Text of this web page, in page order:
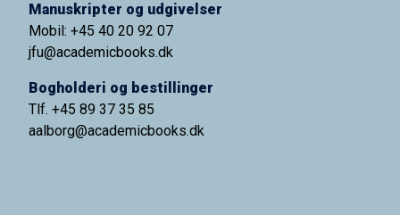
Manuskripter og udgivelser
Mobil: +45 40 20 92 07
jfu@academicbooks.dk
Bogholderi og bestillinger
Tlf. +45 89 37 35 85
aalborg@academicbooks.dk